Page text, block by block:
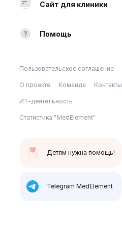
Сайт для клиники
Помощь
Пользовательское соглашение
О проекте Команда Контакты
ИТ-деятельность
Статистика "MedElement"
Детям нужна помощь!
Telegram MedElement